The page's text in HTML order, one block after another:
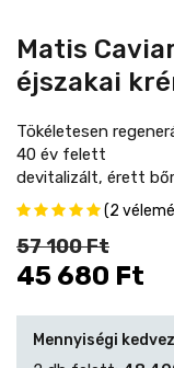
Matis
éjszakai
Tökéletesen
40 év felett
devitalizált, érett
(2
57 100 Ft
45 680 Ft
Mennyiségi